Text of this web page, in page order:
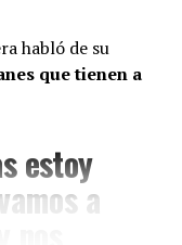
habló de su
que tienen a
estoy
a